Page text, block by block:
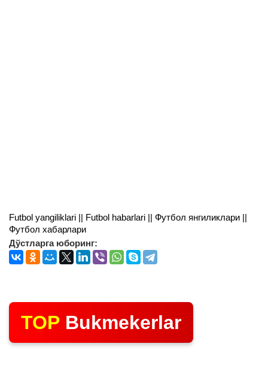
Futbol yangiliklari || Futbol habarlari || Футбол янгиликлари ||
Футбол хабарлари
Дўстларга юборинг:
TOP Bukmekerlar